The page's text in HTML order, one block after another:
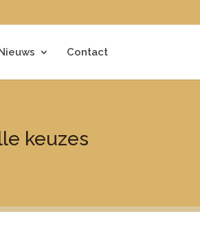
Contact
keuzes